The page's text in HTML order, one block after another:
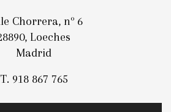
Chorrera, nº 6
Loeches
Madrid
T. 918 867 765